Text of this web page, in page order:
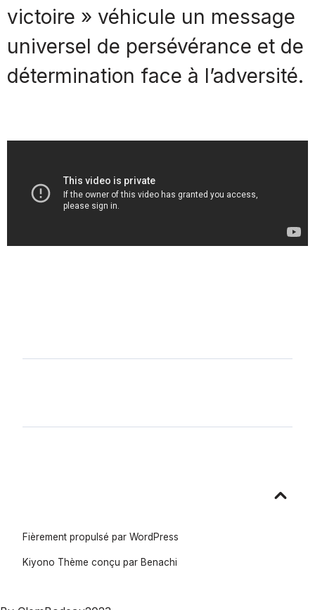
victoire » véhicule un message
universel de persévérance et de
détermination face à l’adversité.
Fièrement propulsé par WordPress
Kiyono Thème conçu par Benachi